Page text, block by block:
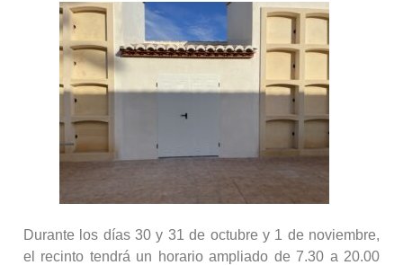
Durante los días 30 y 31 de octubre y 1 de noviembre,
el recinto tendrá un horario ampliado de 7.30 a 20.00